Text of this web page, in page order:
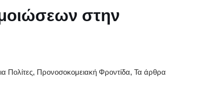
στην
Πολίτες, Προνοσοκομειακή Φροντίδα, Τα άρθρα